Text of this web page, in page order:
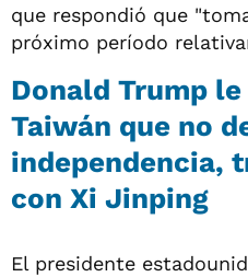
que respondió que
próximo período
Donald Trump
Taiwán que no
independencia,
con Xi Jinping
El presidente